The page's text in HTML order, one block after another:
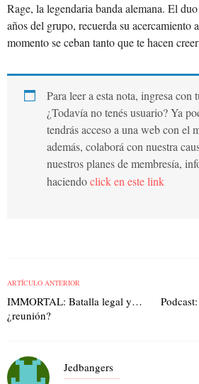
Rage, la legendaria banda alemana. El
años del grupo, recuerda su acercamiento
momento se ceban tanto que te hacen
Para leer a esta nota, ingresa con
¿Todavía no tenés usuario? Ya
tendrás acceso a una web con el
además, colaborá con nuestra
nuestros planes de membresía,
haciendoclick en este link
ARTÍCULO ANTERIOR
IMMORTAL: Batalla legal y…
¿reunión?
Jedbangers